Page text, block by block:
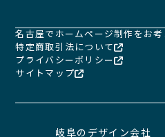
名古屋でホームページ制作をお考
特定商取引法について
プライバシーポリシー
サイトマップ
岐阜のデザイン会社